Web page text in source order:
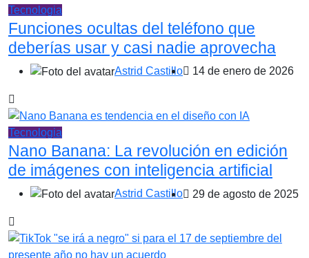
Tecnologia
Funciones ocultas del teléfono que
deberías usar y casi nadie aprovecha
Astrid Castillo 14 de enero de 2026
Tecnologia
Nano Banana: La revolución en edición
de imágenes con inteligencia artificial
Astrid Castillo 29 de agosto de 2025